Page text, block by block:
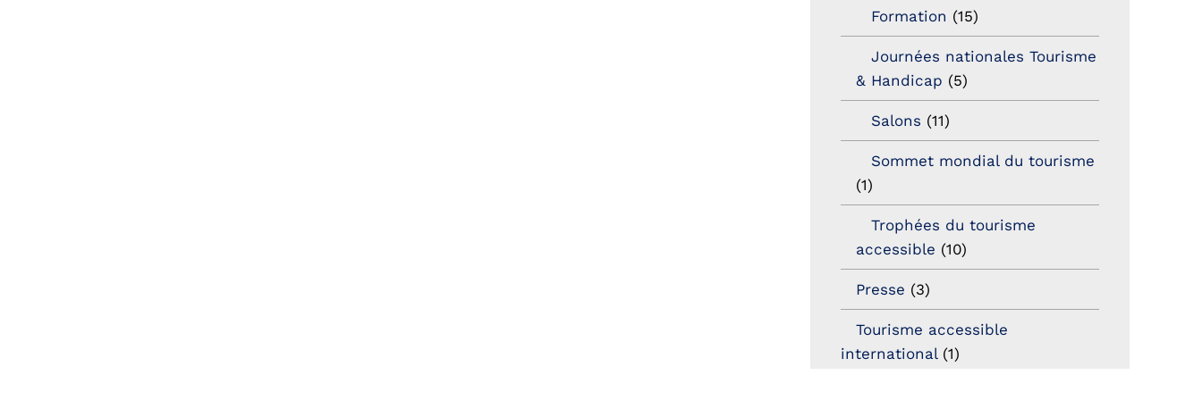
Formation (15)
Journées nationales Tourisme
& Handicap (5)
Salons (11)
Sommet mondial du tourisme
(1)
Trophées du tourisme
accessible (10)
Presse (3)
Tourisme accessible
international(1)